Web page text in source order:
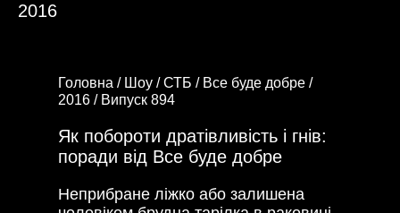
2016
Головна / Шоу /СТБ / Все буде добре /
2016 / Випуск 894
Як побороти дратівливість і гнів:
поради від Все буде добре
Неприбране ліжко або залишена